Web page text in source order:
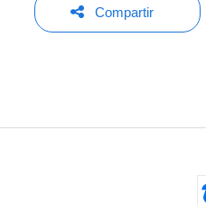
Compartir